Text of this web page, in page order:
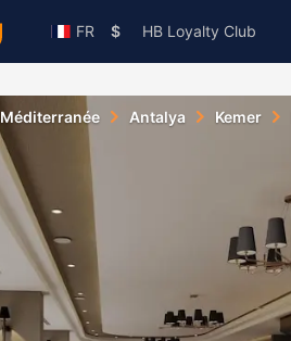
FR $ HB Loyalty Club
Méditerranée Antalya Kemer